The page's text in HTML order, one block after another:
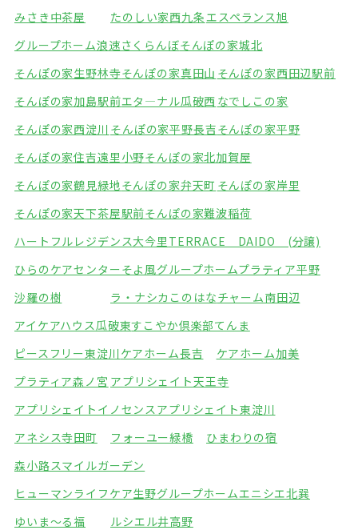
みさき中茶屋
たのしい家西九条エスペランス旭
グループホーム浪速さくらんぼそんぽの家城北
そんぽの家生野林寺そんぽの家真田山 そんぽの家西田辺駅前
そんぽの家加島駅前エタ―ナル瓜破西 なでしこの家
そんぽの家西淀川 そんぽの家平野長吉そんぽの家平野
そんぽの家住吉遠里小野そんぽの家北加賀屋
そんぽの家鶴見緑地そんぽの家弁天町 そんぽの家岸里
そんぽの家天下茶屋駅前そんぽの家難波稲荷
ハートフルレジデンス大今里 TERRACE DAIDO (分譲)
ひらのケアセンターそよ風グループホームプラティア平野
沙羅の樹
ラ・ナシカこのはなチャーム南田辺
アイケアハウス瓜破東すこやか倶楽部てんま
ピースフリー東淀川 ケアホーム長吉
ケアホーム加美
プラティア森ノ宮 アプリシェイト天王寺
アプリシェイトイノセンスアプリシェイト東淀川
アネシス寺田町
フォーユー緑橋
ひまわりの宿
森小路スマイルガーデン
ヒューマンライフケア生野グループホームエニシエ北巽
ゆいま～る福
ルシエル井高野